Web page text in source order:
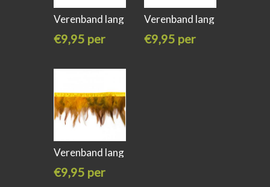
Verenband lang
€9,95 per
Verenband lang
€9,95 per
Verenband lang
€9,95 per